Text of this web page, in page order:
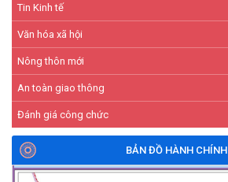
Tin Kinh tế
Văn hóa xã hội
Nông thôn mới
An toàn giao thông
Đánh giá công chức
BẢN ĐỒ HÀNH CHÍNH